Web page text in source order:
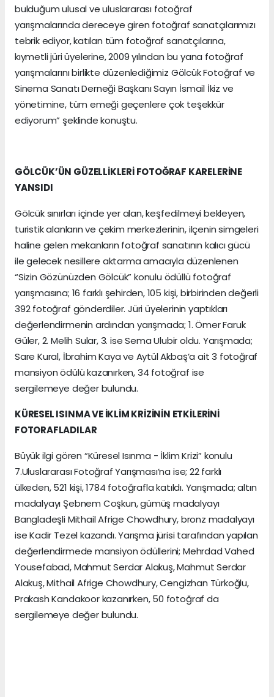
bulduğum ulusal ve uluslararası fotoğraf
yarışmalarında dereceye giren fotoğraf sanatçılarımızı
tebrik ediyor, katılan tüm fotoğraf sanatçılarına,
kıymetli jüri üyelerine, 2009 yılından bu yana fotoğraf
yarışmalarını birlikte düzenlediğimiz Gölcük Fotoğraf ve
Sinema Sanatı Derneği Başkanı Sayın İsmail İkiz ve
yönetimine, tüm emeği geçenlere çok teşekkür
ediyorum” şeklinde konuştu.
GÖLCÜK’ÜN GÜZELLİKLERİ FOTOĞRAF KARELERİNE
YANSIDI
Gölcük sınırları içinde yer alan, keşfedilmeyi bekleyen,
turistik alanların ve çekim merkezlerinin, ilçenin simgeleri
haline gelen mekanların fotoğraf sanatının kalıcı gücü
ile gelecek nesillere aktarma amacıyla düzenlenen
“Sizin Gözünüzden Gölcük” konulu ödüllü fotoğraf
yarışmasına; 16 farklı şehirden, 105 kişi, birbirinden değerli
392 fotoğraf gönderdiler. Jüri üyelerinin yaptıkları
değerlendirmenin ardından yarışmada; 1. Ömer Faruk
Güler, 2. Melih Sular, 3. ise Sema Ulubir oldu. Yarışmada;
Sare Kural, İbrahim Kaya ve Aytül Akbaş’a ait 3 fotoğraf
mansiyon ödülü kazanırken, 34 fotoğraf ise
sergilemeye değer bulundu.
KÜRESEL ISINMA VE İKLİM KRİZİNİN ETKİLERİNİ
FOTORAFLADILAR
Büyük ilgi gören “Küresel Isınma - İklim Krizi” konulu
7.Uluslararası Fotoğraf Yarışması’na ise; 22 farklı
ülkeden, 521 kişi, 1784 fotoğrafla katıldı. Yarışmada; altın
madalyayı Şebnem Coşkun, gümüş madalyayı
Bangladeşli Mithail Afrige Chowdhury, bronz madalyayı
ise Kadir Tezel kazandı. Yarışma jürisi tarafından yapılan
değerlendirmede mansiyon ödüllerini; Mehrdad Vahed
Yousefabad, Mahmut Serdar Alakuş, Mahmut Serdar
Alakuş, Mithail Afrige Chowdhury, Cengizhan Türkoğlu,
Prakash Kandakoor kazanırken, 50 fotoğraf da
sergilemeye değer bulundu.